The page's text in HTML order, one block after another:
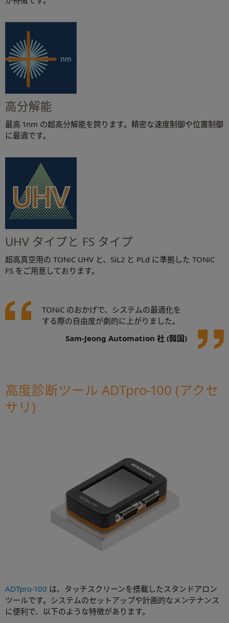
高分解能
最高 1nm の超高分解能を誇ります。精密な速度制御や位置制御
に最適です。
UHV タイプと FS タイプ
超高真空用の TONiC UHV と、SiL2 と PLd に準拠した TONiC
FS をご用意しております。
TONiC のおかげで、システムの最適化を
する際の自由度が劇的に上がりました。
Sam-Jeong Automation 社 (韓国)
高度診断ツール ADTpro-100 (アクセ
サリ)
ADTpro-100 は、タッチスクリーンを搭載したスタンドアロン
ツールです。システムのセットアップや計画的なメンテナンス
に便利で、以下のような特徴があります。